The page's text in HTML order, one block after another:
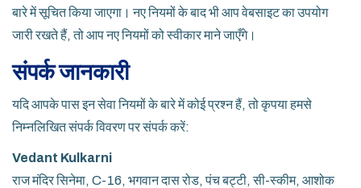
बारे में सूचित किया जाएगा। नए नियमों के बाद भी आप वेबसाइट का उपयोग
जारी रखते हैं, तो आप नए नियमों को स्वीकार माने जाएँगे।
संपर्क जानकारी
यदि आपके पास इन सेवा नियमों के बारे में कोई प्रश्न हैं, तो कृपया हमसे
निम्नलिखित संपर्क विवरण पर संपर्क करें:
Vedant Kulkarni
राज मंदिर सिनेमा, C-16, भगवान दास रोड, पंच बट्टी, सी-स्कीम, आशोक